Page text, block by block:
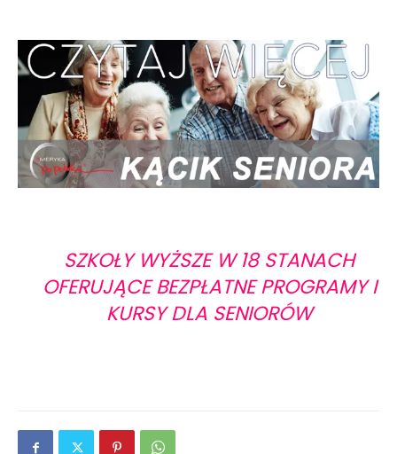
SZKOŁY WYŻSZE W 18 STANACH
OFERUJĄCE BEZPŁATNE PROGRAMY I
KURSY DLA SENIORÓW